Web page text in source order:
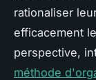
rationaliser
efficacement
perspective,
méthode